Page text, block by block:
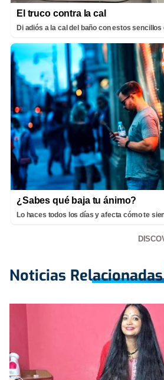
El truco contra la cal
Di adiós a la cal del baño con estos sencillos
¿Sabes qué baja tu ánimo?
Lo haces todos los días y afecta cómo te
Noticias Relacionadas